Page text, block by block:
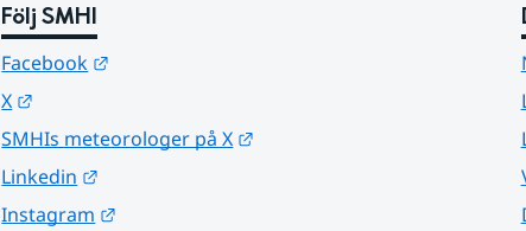
Följ SMHI
Facebook
X
SMHIs meteorologer på X
Linkedin
Instagram